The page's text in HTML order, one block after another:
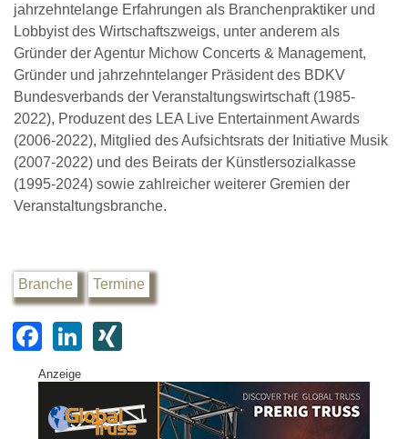
jahrzehntelange Erfahrungen als Branchenpraktiker und
Lobbyist des Wirtschaftszweigs, unter anderem als
Gründer der Agentur Michow Concerts & Management,
Gründer und jahrzehntelanger Präsident des BDKV
Bundesverbands der Veranstaltungswirtschaft (1985-
2022), Produzent des LEA Live Entertainment Awards
(2006-2022), Mitglied des Aufsichtsrats der Initiative Musik
(2007-2022) und des Beirats der Künstlersozialkasse
(1995-2024) sowie zahlreicher weiterer Gremien der
Veranstaltungsbranche.
Branche Termine
F
a
c
e
Li
k
e
G
Anzeige